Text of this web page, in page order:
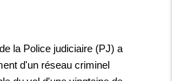
la Police judiciaire (PJ) a
d'un réseau criminel